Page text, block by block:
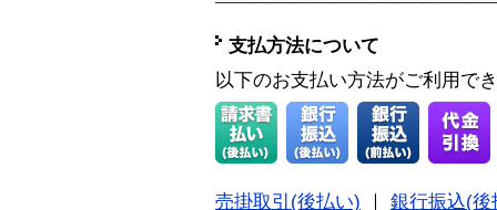
支払方法について
以下のお支払い方法がご利用で
売掛取引(後払い)
銀行振込(後